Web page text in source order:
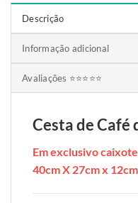
Descrição
Informação adicional
Avaliações ⭐⭐⭐⭐⭐
Cesta de
Em exclusivo
40cm X 27cm x 12cm